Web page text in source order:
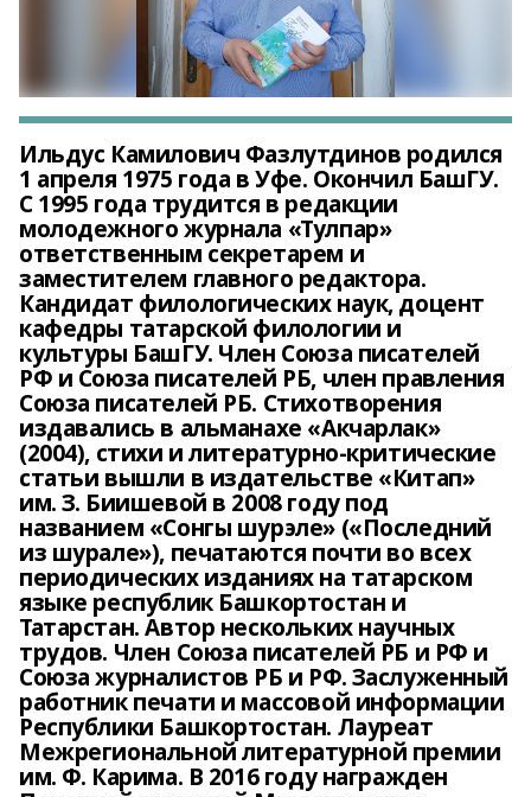
Ильдус Камилович Фазлутдинов родился
1 апреля 1975 года в Уфе. Окончил БашГУ.
С 1995 года трудится в редакции
молодежного журнала «Тулпар»
ответственным секретарем и
заместителем главного редактора.
Кандидат филологических наук, доцент
кафедры татарской филологии и
культуры БашГУ. Член Союза писателей
РФ и Союза писателей РБ, член правления
Союза писателей РБ. Стихотворения
издавались в альманахе «Акчарлак»
(2004), стихи и литературно-критические
статьи вышли в издательстве «Китап»
им. З. Биишевой в 2008 году под
названием «Сонгы шурэле» («Последний
из шурале»), печатаются почти во всех
периодических изданиях на татарском
языке республик Башкортостан и
Татарстан. Автор нескольких научных
трудов. Член Союза писателей РБ и РФ и
Союза журналистов РБ и РФ. Заслуженный
работник печати и массовой информации
Республики Башкортостан. Лауреат
Межрегиональной литературной премии
им. Ф. Карима. В 2016 году награжден